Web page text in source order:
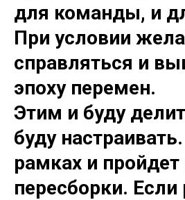
для команды, и
При условии
справляться и
эпоху перемен.
Этим и буду
буду
рамках и пройдет
пересборки. Если